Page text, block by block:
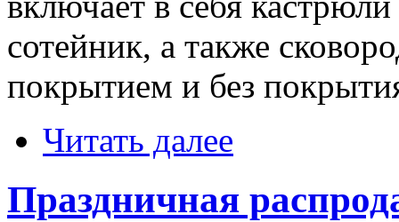
сотейник, а также
покрытием и без
Читать далее
Праздничная